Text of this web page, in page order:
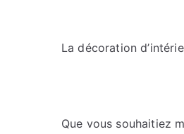
La décoration
Que vous souhaitiez